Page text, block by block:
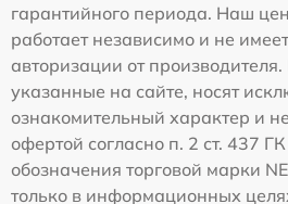
гарантийного периода. Наш
работает независимо и не
авторизации от
указанные на сайте, носят
ознакомительный характер и
офертой согласно п. 2 ст. 437
обозначения торговой марки
только в информационных